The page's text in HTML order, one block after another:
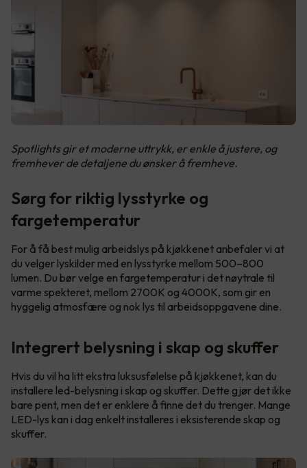
Spotlights gir et moderne uttrykk, er enkle å justere, og
fremhever de detaljene du ønsker å fremheve.
Sørg for riktig lysstyrke og
fargetemperatur
For å få best mulig arbeidslys på kjøkkenet anbefaler vi at
du velger lyskilder med en lysstyrke mellom 500–800
lumen. Du bør velge en fargetemperatur i det nøytrale til
varme spekteret, mellom 2700K og 4000K, som gir en
hyggelig atmosfære og nok lys til arbeidsoppgavene dine.
Integrert belysning i skap og skuffer
Hvis du vil ha litt ekstra luksusfølelse på kjøkkenet, kan du
installere led-belysning i skap og skuffer. Dette gjør det ikke
bare pent, men det er enklere å finne det du trenger. Mange
LED-lys kan i dag enkelt installeres i eksisterende skap og
skuffer.